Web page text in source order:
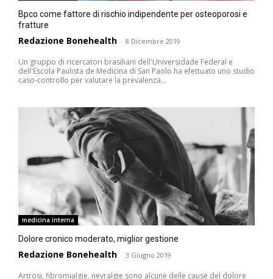
Bpco come fattore di rischio indipendente per osteoporosi e
fratture
Redazione Bonehealth - 8 Dicembre 2019
Un gruppo di ricercatori brasiliani dell'Universidade Federal e
dell'Escola Paulista de Medicina di San Paolo ha efettuato uno studio
caso-controllo per valutare la prevalenza...
medicina interna
Dolore cronico moderato, miglior gestione
Redazione Bonehealth - 3 Giugno 2019
Artrosi, fibromialgie, nevralgie sono alcune delle cause del dolore